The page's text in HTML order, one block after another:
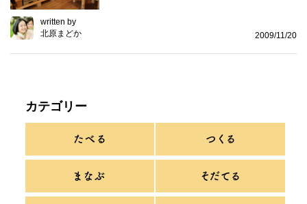
written by
北原まどか
2009/11/20
カテゴリー